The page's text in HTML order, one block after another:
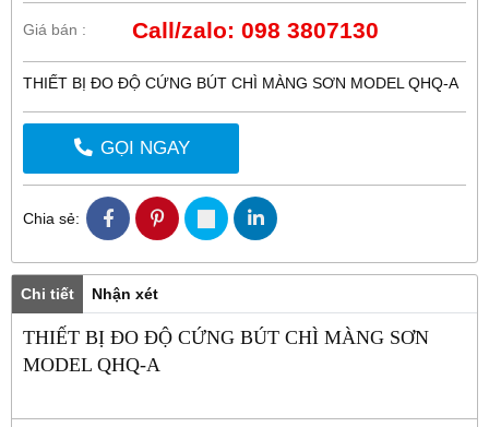
Giá bán : Call/zalo: 098 3807130
THIẾT BỊ ĐO ĐỘ CỨNG BÚT CHÌ MÀNG SƠN MODEL QHQ-A
GỌI NGAY
Chia sẻ:
Chi tiết Nhận xét
THIẾT BỊ ĐO ĐỘ CỨNG BÚT CHÌ MÀNG SƠN
MODEL QHQ-A